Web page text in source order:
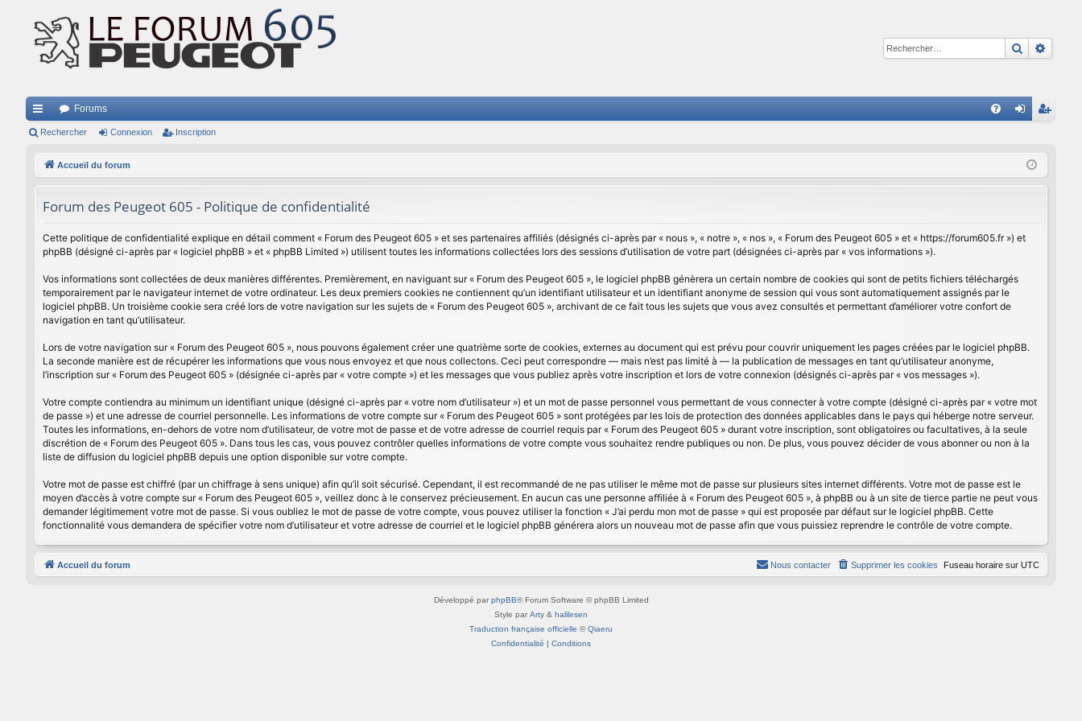
ac
Forums
cri
Rechercher Connexion Inscription
Accueil du forum
Forum des Peugeot 605 - Politique de confidentialité
Cette politique de confidentialité explique en détail comment « Forum des Peugeot 605 » et ses partenaires affiliés (désignés ci-après par « nous », « notre », « nos », « Forum des Peugeot 605 » et « https://forum605.fr ») et
phpBB (désigné ci-après par « logiciel phpBB » et « phpBB Limited ») utilisent toutes les informations collectées lors des sessions d’utilisation de votre part (désignées ci-après par « vos informations »).
Vos informations sont collectées de deux manières différentes. Premièrement, en naviguant sur « Forum des Peugeot 605 », le logiciel phpBB génèrera un certain nombre de cookies qui sont de petits fichiers téléchargés
temporairement par le navigateur internet de votre ordinateur. Les deux premiers cookies ne contiennent qu’un identifiant utilisateur et un identifiant anonyme de session qui vous sont automatiquement assignés par le
logiciel phpBB. Un troisième cookie sera créé lors de votre navigation sur les sujets de « Forum des Peugeot 605 », archivant de ce fait tous les sujets que vous avez consultés et permettant d’améliorer votre confort de
navigation en tant qu’utilisateur.
Lors de votre navigation sur « Forum des Peugeot 605 », nous pouvons également créer une quatrième sorte de cookies, externes au document qui est prévu pour couvrir uniquement les pages créées par le logiciel phpBB.
La seconde manière est de récupérer les informations que vous nous envoyez et que nous collectons. Ceci peut correspondre — mais n’est pas limité à — la publication de messages en tant qu’utilisateur anonyme,
l’inscription sur « Forum des Peugeot 605 » (désignée ci-après par « votre compte ») et les messages que vous publiez après votre inscription et lors de votre connexion (désignés ci-après par « vos messages »).
Votre compte contiendra au minimum un identifiant unique (désigné ci-après par « votre nom d’utilisateur ») et un mot de passe personnel vous permettant de vous connecter à votre compte (désigné ci-après par « votre mot
de passe ») et une adresse de courriel personnelle. Les informations de votre compte sur « Forum des Peugeot 605 » sont protégées par les lois de protection des données applicables dans le pays qui héberge notre serveur.
Toutes les informations, en-dehors de votre nom d’utilisateur, de votre mot de passe et de votre adresse de courriel requis par « Forum des Peugeot 605 » durant votre inscription, sont obligatoires ou facultatives, à la seule
discrétion de « Forum des Peugeot 605 ». Dans tous les cas, vous pouvez contrôler quelles informations de votre compte vous souhaitez rendre publiques ou non. De plus, vous pouvez décider de vous abonner ou non à la
liste de diffusion du logiciel phpBB depuis une option disponible sur votre compte.
Votre mot de passe est chiffré (par un chiffrage à sens unique) afin qu’il soit sécurisé. Cependant, il est recommandé de ne pas utiliser le même mot de passe sur plusieurs sites internet différents. Votre mot de passe est le
moyen d’accès à votre compte sur « Forum des Peugeot 605 », veillez donc à le conservez précieusement. En aucun cas une personne affiliée à « Forum des Peugeot 605 », à phpBB ou à un site de tierce partie ne peut vous
demander légitimement votre mot de passe. Si vous oubliez le mot de passe de votre compte, vous pouvez utiliser la fonction « J’ai perdu mon mot de passe » qui est proposée par défaut sur le logiciel phpBB. Cette
fonctionnalité vous demandera de spécifier votre nom d’utilisateur et votre adresse de courriel et le logiciel phpBB générera alors un nouveau mot de passe afin que vous puissiez reprendre le contrôle de votre compte.
Accueil du forum Fuseau horaire sur UTC
Supprimer les cookies
Nous contacter
Développé par phpBB® Forum Software © phpBB Limited
Style par Arty & halilesen
Traduction française officielle ©Qiaeru
Confidentialité | Conditions